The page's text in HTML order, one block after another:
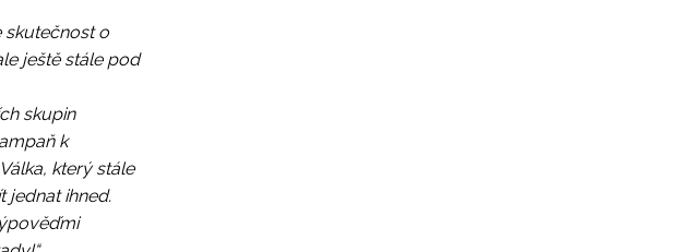
skutečnost o
ještě stále pod
skupin
k
který stále
jednat ihned.